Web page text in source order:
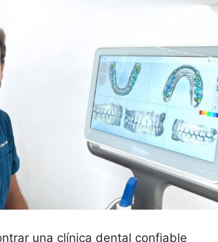
una clínica dental confiable